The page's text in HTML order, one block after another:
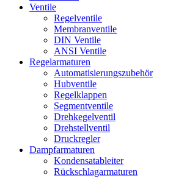
Ventile
Regelventile
Membranventile
DIN Ventile
ANSI Ventile
Regelarmaturen
Automatisierungszubehör
Hubventile
Regelklappen
Segmentventile
Drehkegelventil
Drehstellventil
Druckregler
Dampfarmaturen
Kondensatableiter
Rückschlagarmaturen